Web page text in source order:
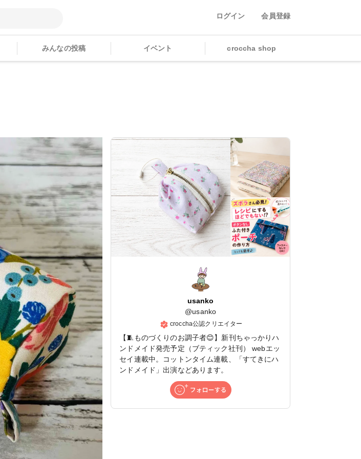
ログイン 会員登録
みんなの投稿 イベント croccha shop
usanko
@usanko
croccha公認クリエイター
【🧵ものづくりのお調子者😊】新刊ちゃっかりハ
ンドメイド発売予定（ブティック社刊） webエッ
セイ連載中。コットンタイム連載、「すてきにハ
ンドメイド」出演などあります。